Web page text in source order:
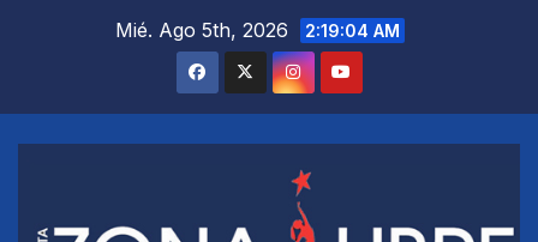
Mié. Ago 5th, 2026 2:19:05 AM